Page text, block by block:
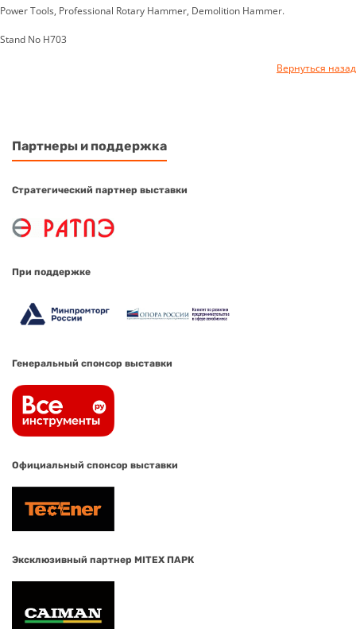
Power Tools, Professional Rotary Hammer, Demolition Hammer.
Stand No H703
Вернуться назад
Партнеры и поддержка
Стратегический партнер выставки
При поддержке
Генеральный спонсор выставки
Официальный спонсор выставки
Эксклюзивный партнер MITEX ПАРК